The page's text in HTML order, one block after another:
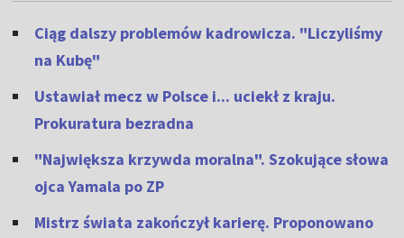
Ciąg dalszy problemów kadrowicza. "Liczyliśmy
na Kubę"
Ustawiał mecz w Polsce i... uciekł z kraju.
Prokuratura bezradna
"Największa krzywda moralna". Szokujące słowa
ojca Yamala po ZP
Mistrz świata zakończył karierę. Proponowano